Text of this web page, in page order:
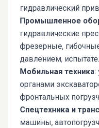
гидравлический
Промышленное
гидравлические
фрезерные,
давлением,
Мобильная техника:
органами
фронтальных
Спецтехника и
машины,